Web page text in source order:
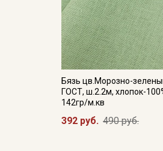
Бязь цв.Морозно-
ГОСТ, ш.2.2м, хлопок-
142гр/м.кв
392 руб. 490 руб.